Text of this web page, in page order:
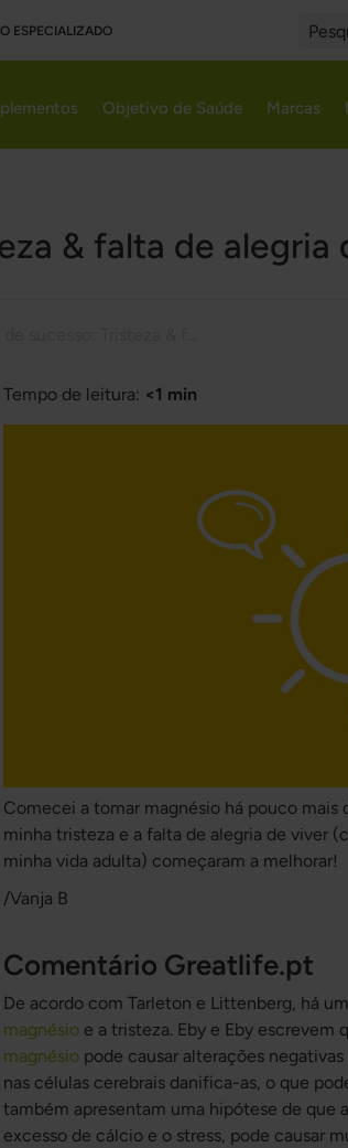
ESPECIALIZADO
Objetivo de Saúde Marcas
& falta de
Tempo de leitura: <1 min
Comecei a tomar magnésio há pouco mais
minha tristeza e a falta de alegria de viver
minha vida adulta) começaram a melhorar!
/Vanja B
Comentário Greatlife.pt
De acordo com Tarleton e Littenberg, há
magnésio e a tristeza. Eby e Eby escrevem
magnésio pode causar alterações
nas células cerebrais danifica-as, o que
também apresentam uma hipótese de
excesso de cálcio e o stress, pode causar